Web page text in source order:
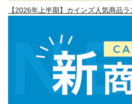
【2026年上半期】カインズ人気商品